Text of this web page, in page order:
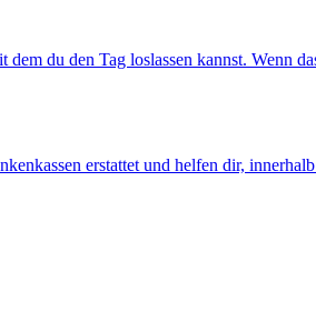
du den Tag loslassen kannst.
erstattet und helfen dir,